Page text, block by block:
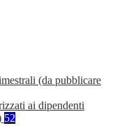
(da pubblicare
ai dipendenti
52